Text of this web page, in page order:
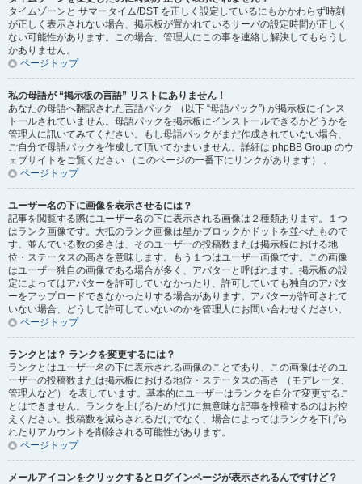
タイムゾーンと サマータイム/DST を正しく設定しているにもかかわらず時刻
が正しく表示されない場合、掲示板が置かれているサーバの設定時間が正しく
ない可能性があります。この場合、管理人にこの事を連絡し解決してもらうし
かありません。
ページトップ
私の母語が “掲示板の言語” リストにありません！
あなたの母語へ翻訳された言語パック （以下 “母語パック”) が掲示板にインス
トールされていません。母語パックを掲示板にインストールできるかどうかを
管理人に訊いてみてください。もし母語パックがまだ作成されていない場合、
ご自分で母語パックを作成して頂いてかまいません。詳細は phpBB Group のウ
ェブサイトをご覧ください （このページの一番下にリンクがあります） 。
ページトップ
ユーザー名の下に画像を表示させるには？
記事を閲覧する際にユーザー名の下に表示される画像は２種類あります。１つ
はランク画像です。大抵のランク画像は星かブロックかドットを並べたもので
す。並んでいる数の多さは、そのユーザーの投稿数または掲示板における地
位・ステータスの高さを意味します。もう１つはユーザー画像です。この画像
はユーザー独自の画像である場合が多く、アバターと呼ばれます。掲示板の設
定によってはアバターを許可していなかったり、許可していても独自のアバタ
ーをアップロードできなかったりする場合があります。アバターが許可されて
いない場合、どうして許可していないのかを管理人にお問い合わせください。
ページトップ
ランクとは？ ランクを変更するには？
ランクとはユーザー名の下に表示される画像のことであり、この画像はそのユ
ーザーの投稿数または掲示板における地位・ステータスの高さ （モデレータ、
管理人など） を表しています。基本的にユーザーはランクを自分で変更するこ
とはできません。ランクを上げるためだけに無意味な記事を投稿するのはお控
えください。投稿数を減らされるだけでなく、場合によってはランクを下げら
れたりアカウントを削除される可能性があります。
ページトップ
メールアイコンをクリックするとログインページが表示されるんですけど？